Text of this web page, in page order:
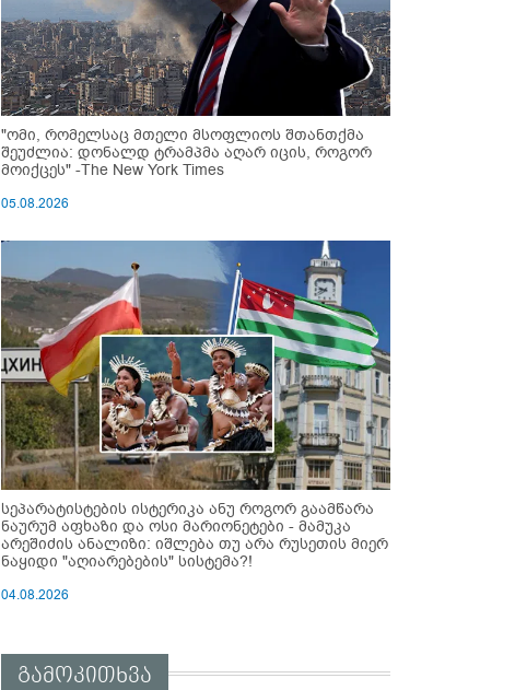
"ომი, რომელსაც მთელი მსოფლიოს შთანთქმა
შეუძლია: დონალდ ტრამპმა აღარ იცის, როგორ
მოიქცეს" -The New York Times
05.08.2026
სეპარატისტების ისტერიკა ანუ როგორ გაამწარა
ნაურუმ აფხაზი და ოსი მარიონეტები - მამუკა
არეშიძის ანალიზი: იშლება თუ არა რუსეთის მიერ
ნაყიდი "აღიარებების" სისტემა?!
04.08.2026
გამოკითხვა